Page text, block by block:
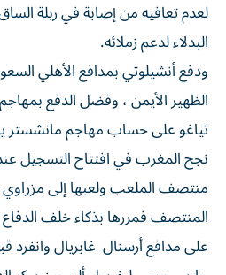
لعدم تعافيه من إصابة في ربلة
البدلاء لدعم زملائه.
ودفع أنشيلوتي بمدافع الأهلي
الظهير الأيمن ، وفضل الدفع بمهاجم
تياغو على حساب مهاجم مانشستر
نجح المغرب في افتتاح التسجيل
منتصف الملعب ولعبها إلى مزراوي
المنتصف فمررها بذكاء خلف
على مدافع أرسنال غابريال